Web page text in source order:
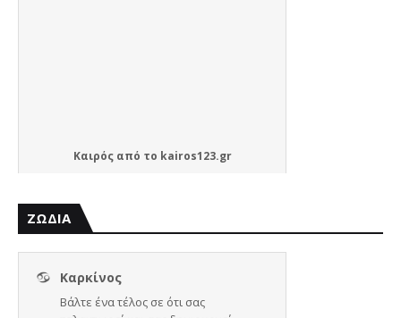
Καιρόςαπό το kairos123.gr
ΖΩΔΙΑ